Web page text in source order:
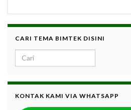
CARI TEMA BIMTEK DISINI
Search for:
KONTAK KAMI VIA WHATSAPP